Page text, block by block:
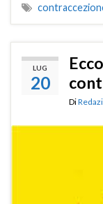
LUG
20
Di